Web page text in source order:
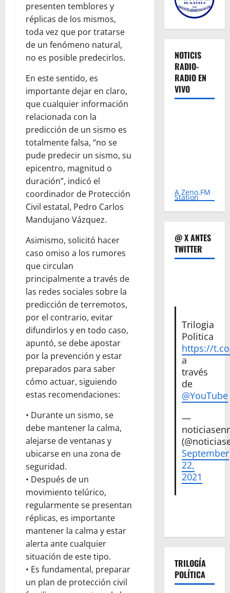
presenten temblores y
réplicas de los mismos,
toda vez que por tratarse
de un fenómeno natural,
no es posible predecirlos.
En este sentido, es
importante dejar en claro,
que cualquier información
relacionada con la
predicción de un sismo es
totalmente falsa, “no se
pude predecir un sismo, su
epicentro, magnitud o
duración”, indicó el
coordinador de Protección
Civil estatal, Pedro Carlos
Mandujano Vázquez.
Asimismo, solicitó hacer
caso omiso a los rumores
que circulan
principalmente a través de
las redes sociales sobre la
predicción de terremotos,
por el contrario, evitar
difundirlos y en todo caso,
apuntó, se debe apostar
por la prevención y estar
preparados para saber
cómo actuar, siguiendo
estas recomendaciones:
• Durante un sismo, se
debe mantener la calma,
alejarse de ventanas y
ubicarse en una zona de
seguridad.
• Después de un
movimiento telúrico,
regularmente se presentan
réplicas, es importante
mantener la calma y estar
alerta ante cualquier
situación de este tipo.
• Es fundamental, preparar
un plan de protección civil
NOTICIS
RADIO-
RADIO EN
VIVO
A Zeno.FM
Station
@ X ANTES
TWITTER
Trilogia
Politica
https://
a
través
de
@YouTube
—
September
22,
2021
TRILOGÍA
POLÍTICA